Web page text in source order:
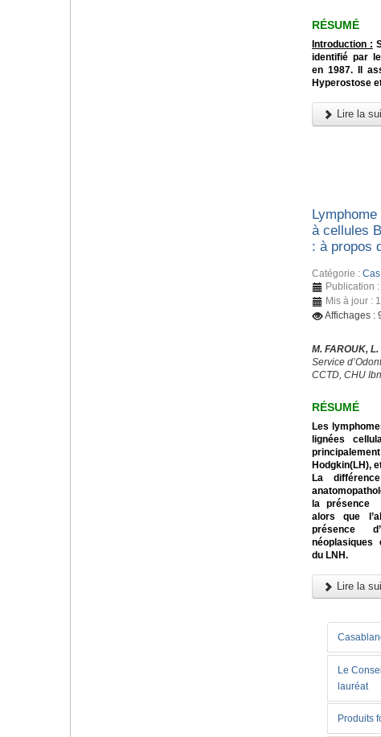
RÉSUMÉ
Introduction :
identifié par
en 1987. Il
Hyperostose
Lire la
à cellules
: à propos
Catégorie :
Publication
Mis à jour :
Affichages :
M. FAROUK,
Service
CCTD, CHU
RÉSUMÉ
Les
lignées
Hodgkin(LH),
La
la présence
alors que
présence
néoplasiques
du LNH.
Lire la
Le
lauréat
Produits